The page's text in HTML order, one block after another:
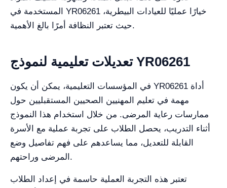
المستخدمة في YR06261 خيارًا عمليًا للعيادات البيطرية،
حيث تعتبر النظافة أمرًا بالغ الأهمية.
تعديلات تعليمية لنموذج YR06261
في المؤسسات التعليمية، يمكن أن يكون YR06261 أداة
مهمة في تعليم المهنيين الصحيين المستقبليين حول
ممارسات رعاية المرضى. من خلال استخدام هذا النموذج
أثناء التدريب، يحصل الطلاب على تجربة عملية مع الأسرة
القابلة للتعديل، مما يساعدهم على فهم تفاصيل وضع
المرضى وراحتهم.
تعتبر هذه التجربة العملية حاسمة في إعداد الطلاب